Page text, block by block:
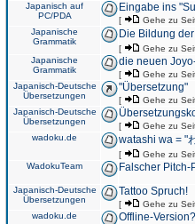
Japanisch auf
PC/PDA
Eingabe ins
[ Gehe zu
Japanische
Grammatik
Die Bildung
[ Gehe zu
Japanische
Grammatik
die neuen
[ Gehe zu
Japanisch-Deutsche
Übersetzungen
"Übersetzung"
[ Gehe zu
Japanisch-Deutsche
Übersetzungen
[ Gehe zu
wadoku.de watashi wa = "
[ Gehe zu
WadokuTeam Falscher
Japanisch-Deutsche
Übersetzungen
Tattoo Spruch!
[ Gehe zu
wadoku.de Offline-Version?